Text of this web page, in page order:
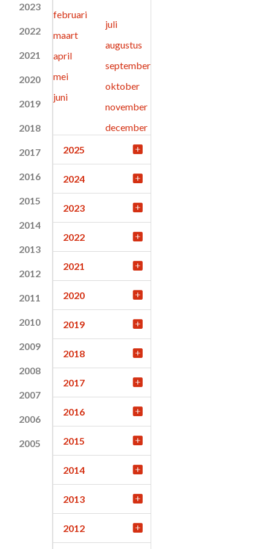
2023
2022
2021
2020
2019
2018
2017
2016
2015
2014
2013
2012
2011
2010
2009
2008
2007
2006
2005
februari
maart
april
mei
juni
juli
augustus
september
oktober
november
december
2025
2024
2023
2022
2021
2020
2019
2018
2017
2016
2015
2014
2013
2012